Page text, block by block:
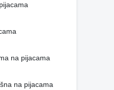
na pijacama
na pijacama